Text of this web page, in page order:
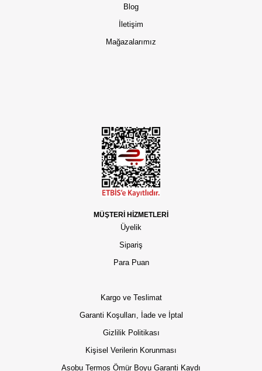
Blog
İletişim
Mağazalarımız
MÜŞTERİ HİZMETLERİ
Üyelik
Sipariş
Para Puan
Kargo ve Teslimat
Garanti Koşulları, İade ve İptal
Gizlilik Politikası
Kişisel Verilerin Korunması
Asobu Termos Ömür Boyu Garanti Kaydı